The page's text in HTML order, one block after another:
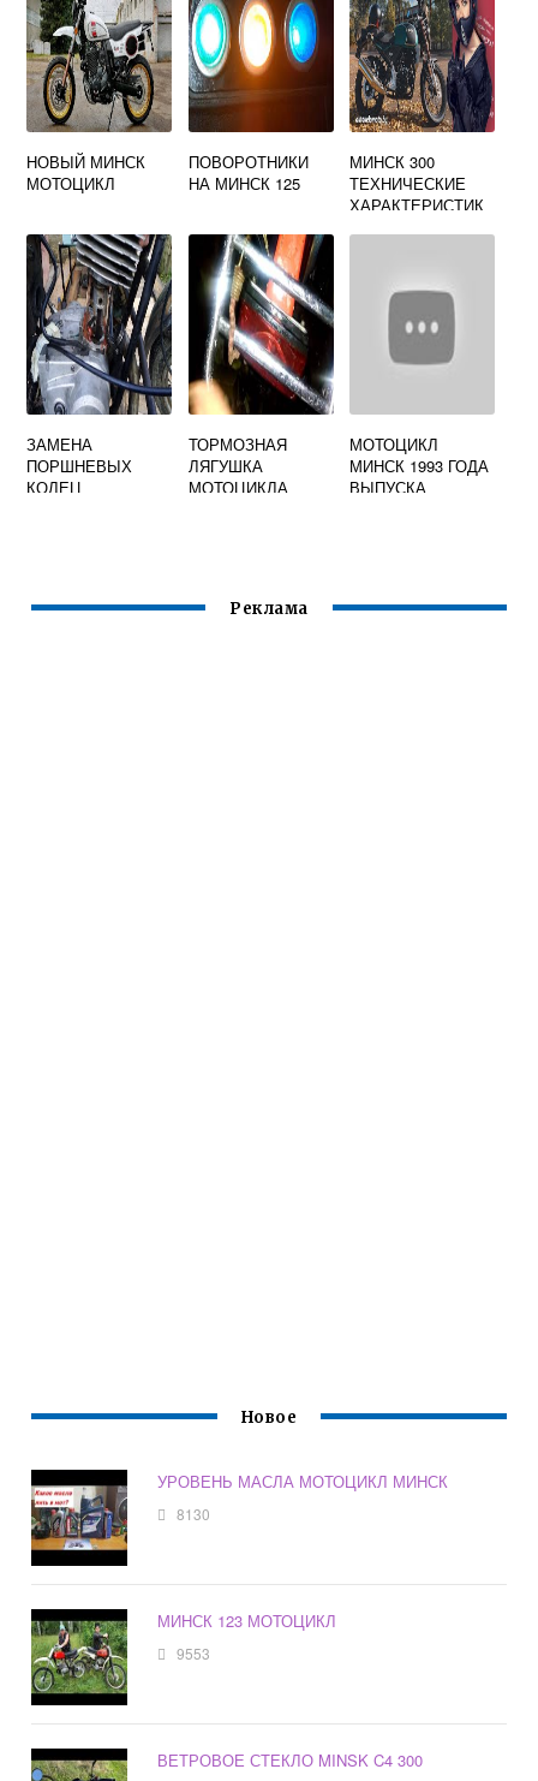
НОВЫЙ МИНСК
МОТОЦИКЛ
ПОВОРОТНИКИ
НА МИНСК 125
МИНСК 300
ТЕХНИЧЕСКИЕ
ХАРАКТЕРИСТИК
ЗАМЕНА
ПОРШНЕВЫХ
КОЛЕЦ
ТОРМОЗНАЯ
ЛЯГУШКА
МОТОЦИКЛА
МОТОЦИКЛ
МИНСК 1993 ГОДА
ВЫПУСКА
Реклама
Новое
УРОВЕНЬ МАСЛА МОТОЦИКЛ МИНСК
8130
МИНСК 123 МОТОЦИКЛ
9553
ВЕТРОВОЕ СТЕКЛО MINSK C4 300